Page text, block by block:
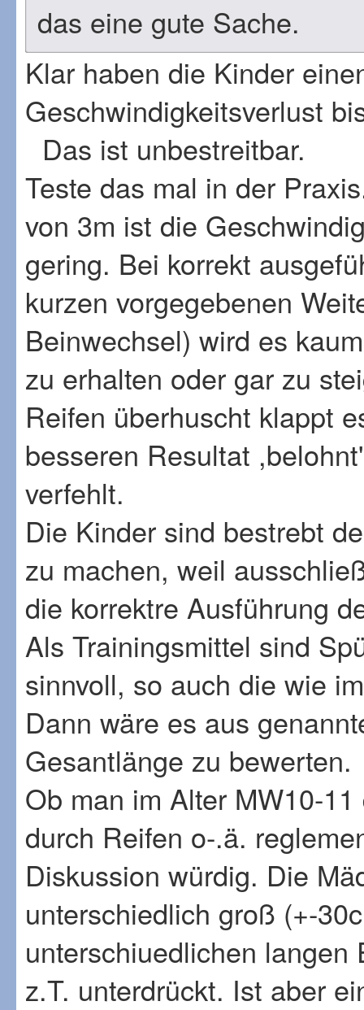
das eine gute Sache.
Klar haben die Kinder
Geschwindigkeitsverlust
Das ist unbestreitbar.
Teste das mal in der
von 3m ist die
gering. Bei korrekt
kurzen vorgegebenen
Beinwechsel) wird es
zu erhalten oder gar zu
Reifen überhuscht klappt
besseren Resultat
verfehlt.
Die Kinder sind bestrebt
zu machen, weil
die korrektre Ausführung
Als Trainingsmittel sind
sinnvoll, so auch die wie
Dann wäre es aus
Gesantlänge zu bewerten.
Ob man im Alter MW10-
durch Reifen o-.ä.
Diskussion würdig. Die
unterschiedlich groß (+-
unterschiuedlichen
z.T. unterdrückt. Ist aber